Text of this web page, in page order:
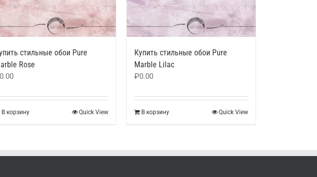
стильные обои Pure
Rose
0.00
В корзину Quick View
Купить стильные обои Pure
Marble Lilac
₽0.00
В корзину Quick View